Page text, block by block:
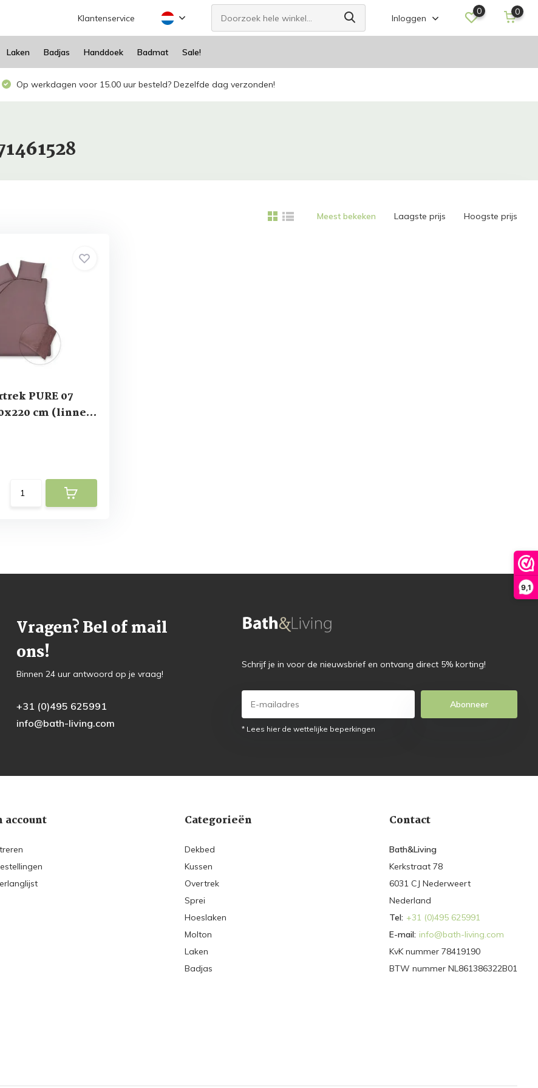
9,1
Klantenservice Inloggen
0 0
Laken Badjas Handdoek Badmat Sale!
Op werkdagen voor 15.00 uur besteld? Dezelfde dag verzonden!
Meest bekeken Laagste prijs Hoogste prijs
PURE 07
cm (linnen
Vragen? Bel of mail
ons!
Binnen 24 uur antwoord op je vraag!
+31 (0)495 625991
info@bath-living.com
Schrijf je in voor de nieuwsbrief en ontvang direct 5% korting!
Abonneer
* Lees hier de wettelijke beperkingen
account Categorieën
Dekbed
Kussen
Overtrek
Sprei
Hoeslaken
Molton
Laken
Badjas
Contact
Bath&Living
Kerkstraat 78
6031 CJ Nederweert
Nederland
Tel: +31 (0)495 625991
E-mail: info@bath-living.com
KvK nummer 78419190
BTW nummer NL861386322B01